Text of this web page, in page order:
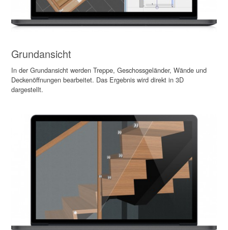
Grundansicht
In der Grundansicht werden Treppe, Geschossgeländer, Wände und
Deckenöffnungen bearbeitet. Das Ergebnis wird direkt in 3D
dargestellt.